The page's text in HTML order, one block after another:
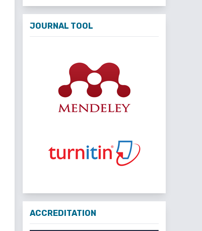
JOURNAL TOOL
ACCREDITATION